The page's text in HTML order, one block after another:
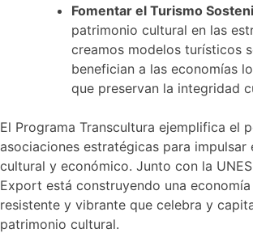
Fomentar el Turismo
patrimonio cultural en las
creamos modelos turísticos
benefician a las economías
que preservan la integridad
El Programa Transcultura ejemplifica el
asociaciones estratégicas para impulsar
cultural y económico. Junto con la
Export está construyendo una
resistente y vibrante que celebra y
patrimonio cultural.